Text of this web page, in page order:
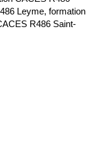
Leyme, formation
R486 Saint-